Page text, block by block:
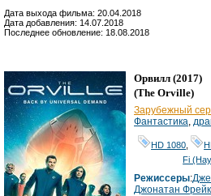
Дата выхода фильма: 20.04.2018
Дата добавления: 14.07.2018
Последнее обновление: 18.08.2018
Орвилл (2017)
(The Orville)
Зарубежный
Фантастика
HD 1080
Fi
Режиссеры:
Джонатан